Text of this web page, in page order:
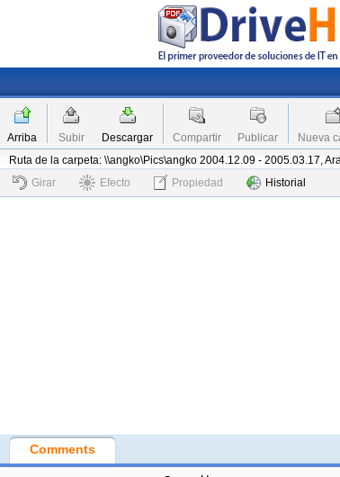
Arriba Subir Descargar Compartir Publicar Nueva
Ruta de la carpeta: \\angko\Pics\angko 2004.12.09 - 2005.03.17,
Girar
Efecto Propiedad Historial
Comments